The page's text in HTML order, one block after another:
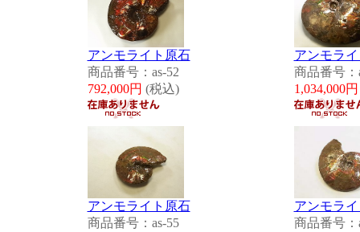
アンモライト原石
商品番号：as-52
792,000円 (税込)
アンモラ
商品番号：
1,034,000
アンモライト原石
商品番号：as-55
アンモラ
商品番号：